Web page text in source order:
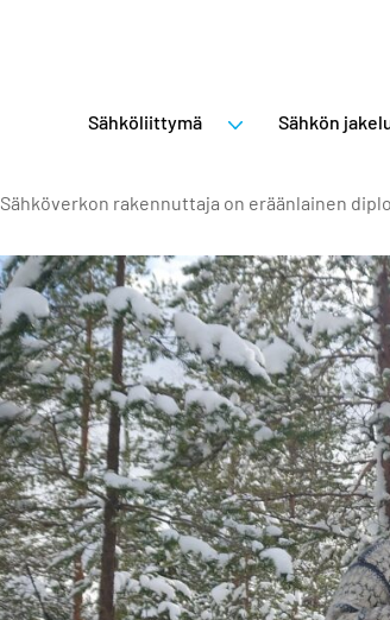
Sähköliittymä Sähkön
Sähköverkon rakennuttaja on eräänlainen